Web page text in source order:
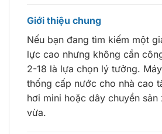
Giới thiệu chung
Nếu bạn đang tìm kiếm một
lực cao nhưng không cần
2-18 là lựa chọn lý tưởng.
thống cấp nước cho nhà cao
hơi mini hoặc dây chuyền sản
vừa.